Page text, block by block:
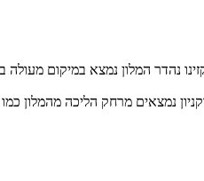
נמצאים מרחק הליכה